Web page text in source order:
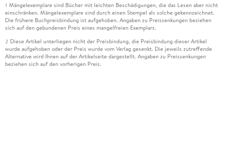
1 Mängelexemplare sind Bücher mit leichten Beschädigungen, die das Lesen aber nicht
einschränken. Mängelexemplare sind durch einen Stempel als solche gekennzeichnet.
Die frühere Buchpreisbindung ist aufgehoben. Angaben zu Preissenkungen beziehen
sich auf den gebundenen Preis eines mangelfreien Exemplars.
2 Diese Artikel unterliegen nicht der Preisbindung, die Preisbindung dieser Artikel
wurde aufgehoben oder der Preis wurde vom Verlag gesenkt. Die jeweils zutreffende
Alternative wird Ihnen auf der Artikelseite dargestellt. Angaben zu Preissenkungen
beziehen sich auf den vorherigen Preis.